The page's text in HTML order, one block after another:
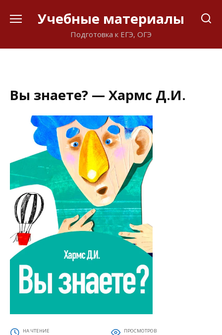
Учебные материалы
Подготовка к ЕГЭ, ОГЭ
Вы знаете? — Хармс Д.И.
НА ЧТЕНИЕ ПРОСМОТРОВ